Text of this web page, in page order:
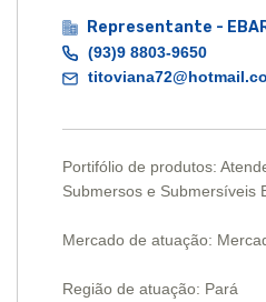
Representante -
(93)9 8803-9650
Portifólio de produtos:
Submersos e Submersíveis
Mercado de atuação:
Região de atuação: Pará